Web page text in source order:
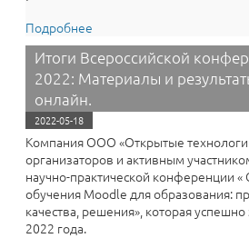
Подробнее
интеграции и решения
Итоги Всероссийской
2022: Материалы и
онлайн.
2022-05-18
Компания ООО «Открытые
организаторов и активным
научно-практической конференции «
обучения Moodle для образования:
качества, решения», которая
2022 года.